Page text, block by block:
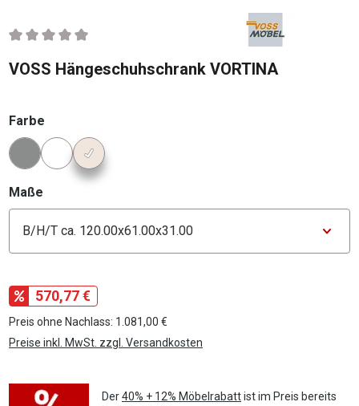
Durchschnittliche Bewertung von 0 von 5 Sternen
VOSS Hängeschuhschrank VORTINA
Farbe
Konfigurator Farbe
Maße
570,77 €
Preis ohne Nachlass: 1.081,00 €
Preise inkl. MwSt. zzgl. Versandkosten
Der40% + 12% Möbelrabattist im Preis bereits